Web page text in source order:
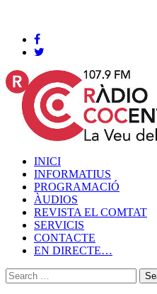
INICI
INFORMATIUS
PROGRAMACIÓ
ÀUDIOS
REVISTA EL COMTAT
SERVICIS
CONTACTE
EN DIRECTE…